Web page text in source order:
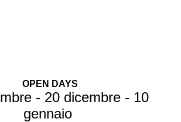
OPEN DAYS
- 20 dicembre - 10
gennaio